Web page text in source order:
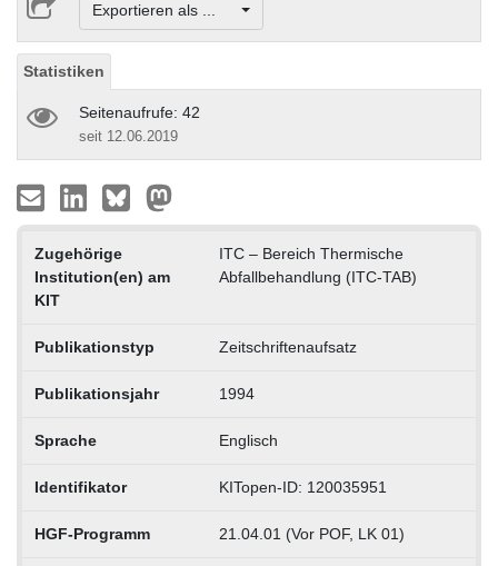
Exportieren als ...
Statistiken
Seitenaufrufe: 42
seit 12.06.2019
Zugehörige
Institution(en) am
KIT
ITC – Bereich Thermische
Abfallbehandlung (ITC-TAB)
Publikationstyp Zeitschriftenaufsatz
Publikationsjahr 1994
Sprache Englisch
Identifikator KITopen-ID: 120035951
HGF-Programm 21.04.01 (Vor POF, LK 01)